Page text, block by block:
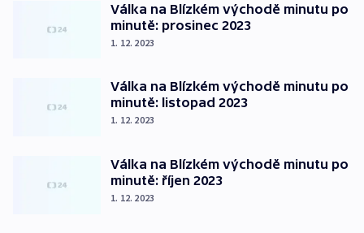
Válka na Blízkém východě minutu po
minutě: prosinec 2023
1. 12. 2023
Válka na Blízkém východě minutu po
minutě: listopad 2023
1. 12. 2023
Válka na Blízkém východě minutu po
minutě: říjen 2023
1. 12. 2023